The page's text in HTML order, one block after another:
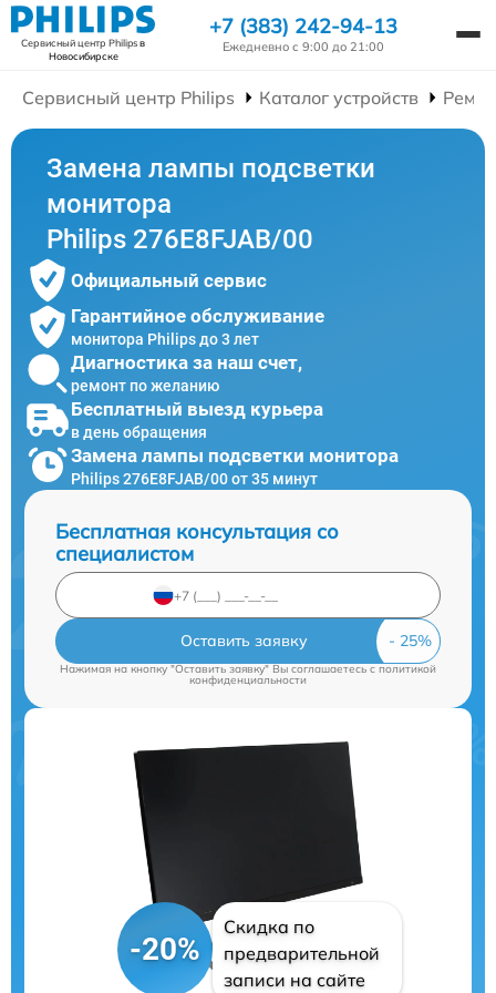
Сервисный центр Philipsв
Новосибирске
+7 (383) 242-94-13
Ежедневно с 9:00 до 21:00
Сервисный центр Philips Каталог устройств
Замена лампы подсветки
монитора
Philips 276E8FJAB/00
Официальный сервис
Гарантийное обслуживание
монитора Philips до 3 лет
Диагностика за наш счет,
ремонт по желанию
Бесплатный выезд курьера
в день обращения
Замена лампы подсветки монитора
Philips 276E8FJAB/00 от 35 минут
Бесплатная консультация со
специалистом
Оставить заявку
Нажимая на кнопку "Оставить заявку" Вы соглашаетесь c политикой
конфиденциальности
-20%
Скидка по
предварительной
записи на сайте